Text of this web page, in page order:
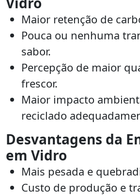
Maior retenção de
Pouca ou nenhuma
sabor.
Percepção de maior
frescor.
Maior impacto
reciclado
Desvantagens da
em Vidro
Mais pesada e
Custo de produção e